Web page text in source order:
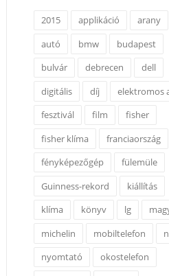
2015 applikáció
arany
autó
bmw
budapest
bulvár
debrecen
dell
digitális
díj
elektromos
fesztivál
film
fisher
fisher klíma
franciaország
fényképezőgép
fülemüle
Guinness-rekord
kiállítás
klíma
könyv lg
michelin
mobiltelefon
nyomtató
okostelefon